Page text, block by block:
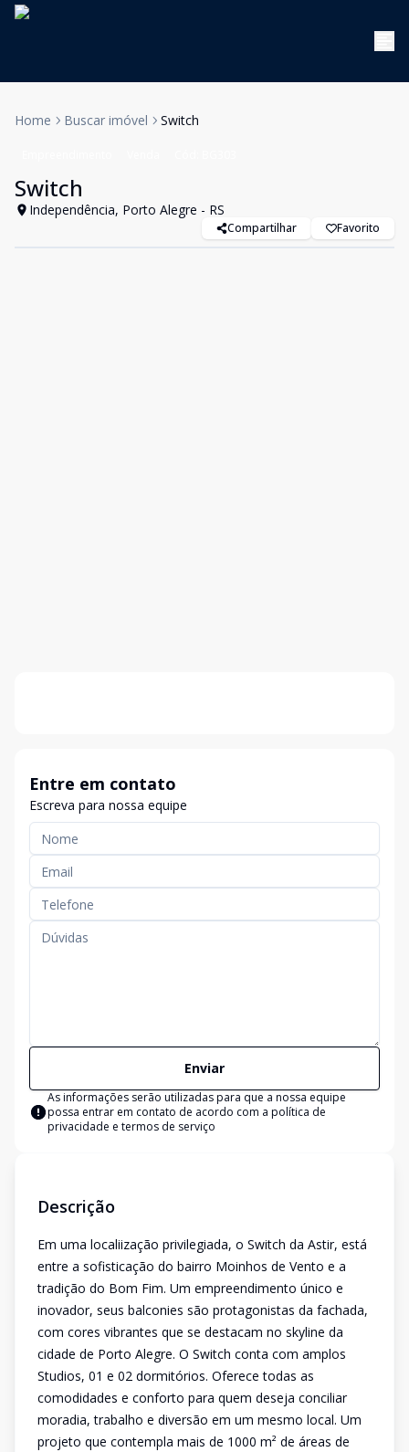
Home Buscar imóvel Switch
Switch
Independência, Porto Alegre - RS
Compartilhar Favorito
Entre em contato
Escreva para nossa equipe
Enviar
As informações serão utilizadas para que a nossa equipe
possa entrar em contato de acordo com a política de
privacidade e termos de serviço
Descrição
Em uma localiização privilegiada, o Switch da Astir, está
entre a sofisticação do bairro Moinhos de Vento e a
tradição do Bom Fim. Um empreendimento único e
inovador, seus balconies são protagonistas da fachada,
com cores vibrantes que se destacam no skyline da
cidade de Porto Alegre. O Switch conta com amplos
Studios, 01 e 02 dormitórios. Oferece todas as
comodidades e conforto para quem deseja conciliar
moradia, trabalho e diversão em um mesmo local. Um
projeto que contempla mais de 1000 m² de áreas de